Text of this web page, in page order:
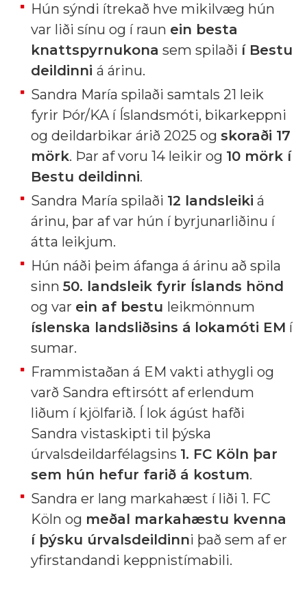
Hún sýndi ítrekað hve mikilvæg hún
var liði sínu og í raun ein besta
knattspyrnukona sem spilaði í Bestu
deildinni á árinu.
Sandra María spilaði samtals 21 leik
fyrir Þór/KA í Íslandsmóti, bikarkeppni
og deildarbikar árið 2025 og skoraði 17
mörk. Þar af voru 14 leikir og 10 mörk í
Bestu deildinni.
Sandra María spilaði 12 landsleiki á
árinu, þar af var hún í byrjunarliðinu í
átta leikjum.
Hún náði þeim áfanga á árinu að spila
sinn 50. landsleik fyrir Íslands hönd
og var ein af bestu leikmönnum
íslenska landsliðsins á lokamóti EM í
sumar.
Frammistaðan á EM vakti athygli og
varð Sandra eftirsótt af erlendum
liðum í kjölfarið. Í lok ágúst hafði
Sandra vistaskipti til þýska
úrvalsdeildarfélagsins 1. FC Köln þar
sem hún hefur farið á kostum.
Sandra er lang markahæst í liði 1. FC
Köln og meðal markahæstu kvenna
í þýsku úrvalsdeildinni það sem af er
yfirstandandi keppnistímabili.